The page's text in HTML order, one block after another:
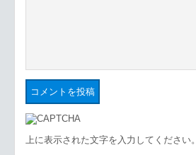
上に表示された文字を入力してください。